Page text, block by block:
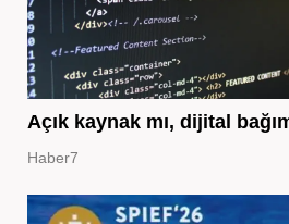
Açık kaynak mı, dijital
Haber7